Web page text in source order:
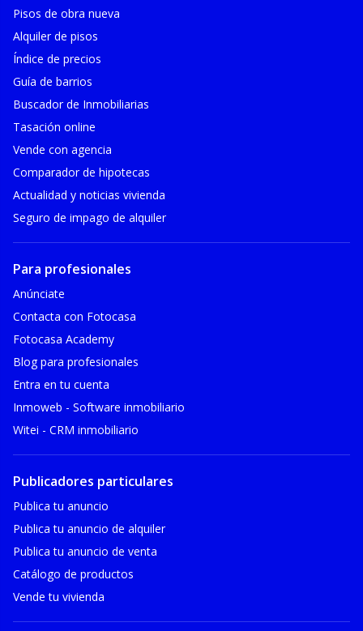
Pisos de obra nueva
Alquiler de pisos
Índice de precios
Guía de barrios
Buscador de Inmobiliarias
Tasación online
Vende con agencia
Comparador de hipotecas
Actualidad y noticias vivienda
Seguro de impago de alquiler
Para profesionales
Anúnciate
Contacta con Fotocasa
Fotocasa Academy
Blog para profesionales
Entra en tu cuenta
Inmoweb - Software inmobiliario
Witei - CRM inmobiliario
Publicadores particulares
Publica tu anuncio
Publica tu anuncio de alquiler
Publica tu anuncio de venta
Catálogo de productos
Vende tu vivienda